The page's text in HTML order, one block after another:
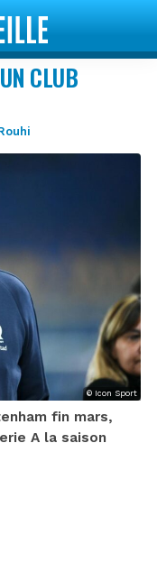
CLUB
© Icon Sport
fin mars,
A la saison